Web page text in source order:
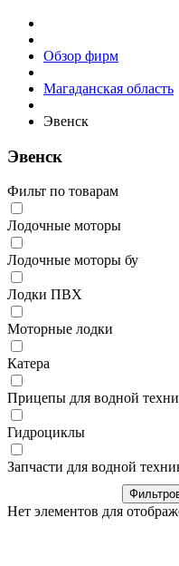
Обзор фирм
Магаданская область
Эвенск
Эвенск
Фильт по товарам
Лодочные моторы
Лодочные моторы бу
Лодки ПВХ
Моторные лодки
Катера
Прицепы для водной
Гидроциклы
Запчасти для водной
Нет элементов для